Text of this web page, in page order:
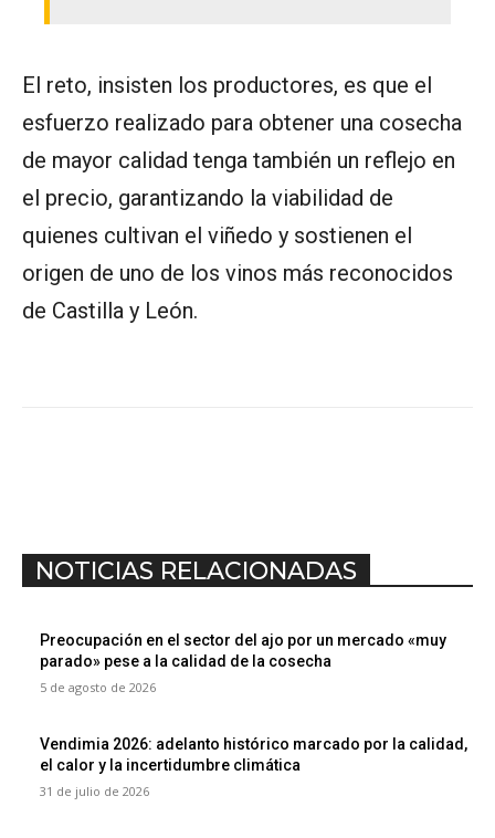
El reto, insisten los productores, es que el
esfuerzo realizado para obtener una cosecha
de mayor calidad tenga también un reflejo en
el precio, garantizando la viabilidad de
quienes cultivan el viñedo y sostienen el
origen de uno de los vinos más reconocidos
de Castilla y León.
NOTICIAS RELACIONADAS
Preocupación en el sector del ajo por un mercado «muy
parado» pese a la calidad de la cosecha
5 de agosto de 2026
Vendimia 2026: adelanto histórico marcado por la calidad,
el calor y la incertidumbre climática
31 de julio de 2026